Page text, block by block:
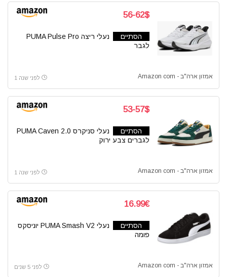
56-62$
הסתיים
נעלי ריצה PUMA Pulse Pro
לגבר
אמזון ארה"ב - Amazon com לפני שנה 1
53-57$
הסתיים
נעלי סניקרס PUMA Caven 2.0
לגברים צבע ירוק
אמזון ארה"ב - Amazon com לפני שנה 1
16.99€
הסתיים
נעלי PUMA Smash V2 יוניסקס
פומה
אמזון ארה"ב - Amazon com לפני 5 שנים